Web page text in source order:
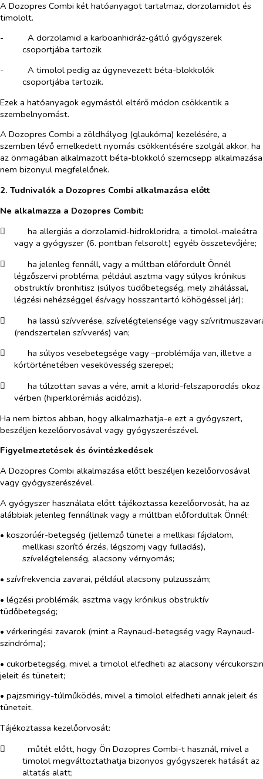
A Dozopres Combi két hatóanyagot tartalmaz, dorzolamidot és
timololt.
-​
A dorzolamid a karboanhidráz-gátló gyógyszerek
csoportjába tartozik
-​
A timolol pedig az úgynevezett béta-blokkolók
csoportjába tartozik.
Ezek a hatóanyagok egymástól eltérő módon csökkentik a
szembelnyomást.
A Dozopres Combi a zöldhályog (glaukóma) kezelésére, a
szemben lévő emelkedett nyomás csökkentésére szolgál akkor, ha
az önmagában alkalmazott béta-blokkoló szemcsepp alkalmazása
nem bizonyul megfelelőnek.
2. Tudnivalók a Dozopres Combi alkalmazása előtt
Ne alkalmazza a Dozopres Combit:
​
ha allergiás a dorzolamid-hidrokloridra, a timolol-maleátra
vagy a gyógyszer (6. pontban felsorolt) egyéb összetevőjére;
​
ha jelenleg fennáll, vagy a múltban előfordult Önnél
légzőszervi probléma, például asztma vagy súlyos krónikus
obstruktív bronhitisz (súlyos tüdőbetegség, mely zihálással,
légzési nehézséggel és/vagy hosszantartó köhögéssel jár);
​
ha lassú szívverése, szívelégtelensége vagy
(rendszertelen szívverés) van;
​
ha súlyos vesebetegsége vagy –problémája van, illetve a
kórtörténetében vesekövesség szerepel;
​
ha túlzottan savas a vére, amit a klorid-felszaporodás okoz
vérben (hiperklorémiás acidózis).
Ha nem biztos abban, hogy alkalmazhatja-e ezt a gyógyszert,
beszéljen kezelőorvosával vagy gyógyszerészével.
Figyelmeztetések és óvintézkedések
A Dozopres Combi alkalmazása előtt beszéljen kezelőorvosával
vagy gyógyszerészével.
A gyógyszer használata előtt tájékoztassa kezelőorvosát, ha az
alábbiak jelenleg fennállnak vagy a múltban előfordultak Önnél:
• koszorúér-betegség (jellemző tünetei a mellkasi fájdalom,
mellkasi szorító érzés, légszomj vagy fulladás),
szívelégtelenség, alacsony vérnyomás;
• szívfrekvencia zavarai, például alacsony pulzusszám;
• légzési problémák, asztma vagy krónikus obstruktív
tüdőbetegség;
• vérkeringési zavarok (mint a Raynaud-betegség vagy Raynaud-
szindróma);
• cukorbetegség, mivel a timolol elfedheti az alacsony
jeleit és tüneteit;
• pajzsmirigy-túlműködés, mivel a timolol elfedheti annak jeleit és
tüneteit.
Tájékoztassa kezelőorvosát:
​
műtét előtt, hogy Ön Dozopres Combi-t használ, mivel a
timolol megváltoztathatja bizonyos gyógyszerek hatását az
altatás alatt;